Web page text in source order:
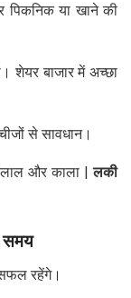
पिकनिक या खाने की
शेयर बाजार में अच्छा
से सावधान।
और काला |लकी
समय
रहेंगे।